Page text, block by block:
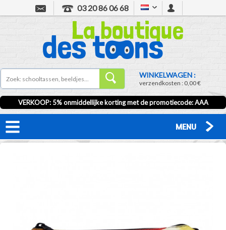
03 20 86 06 68
WINKELWAGEN :
verzendkosten :0,00 €
VERKOOP: 5% onmiddellijke korting met de promotiecode:AAA
MENU